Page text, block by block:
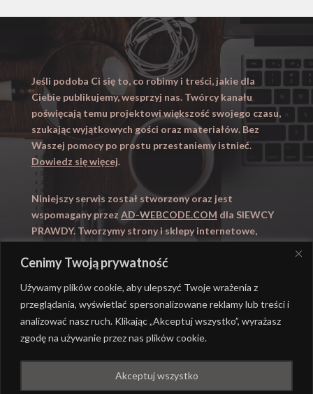
Cenimy Twoją prywatność
Używamy plików cookie, aby ulepszyć Twoje wrażenia z
przeglądania, wyświetlać spersonalizowane reklamy lub treści i
analizować nasz ruch. Klikając „Akceptuj wszystko”, wyrażasz
zgodę na używanie przez nas plików cookie.
Akceptuj wszystko
Jeśli podoba Ci się to, co robimy i treści, jakie dla
Ciebie publikujemy, wesprzyj nas. Twórcy kanału
poświęcają temu projektowi większość swojego czasu,
szukając wyjątkowych gości oraz materiałów. Bez
Waszej pomocy po prostu przestaniemy istnieć.
Dowiedz się więcej.
Niniejszy serwis został stworzony oraz jest
wspomagany przez AD-WEBCODE.COM dla SIEWCY
PRAWDY. Tworzymy strony i sklepy internetowe,
Zapraszamy takze naWYUCZENI.PL
AD-WEBCODE.COM